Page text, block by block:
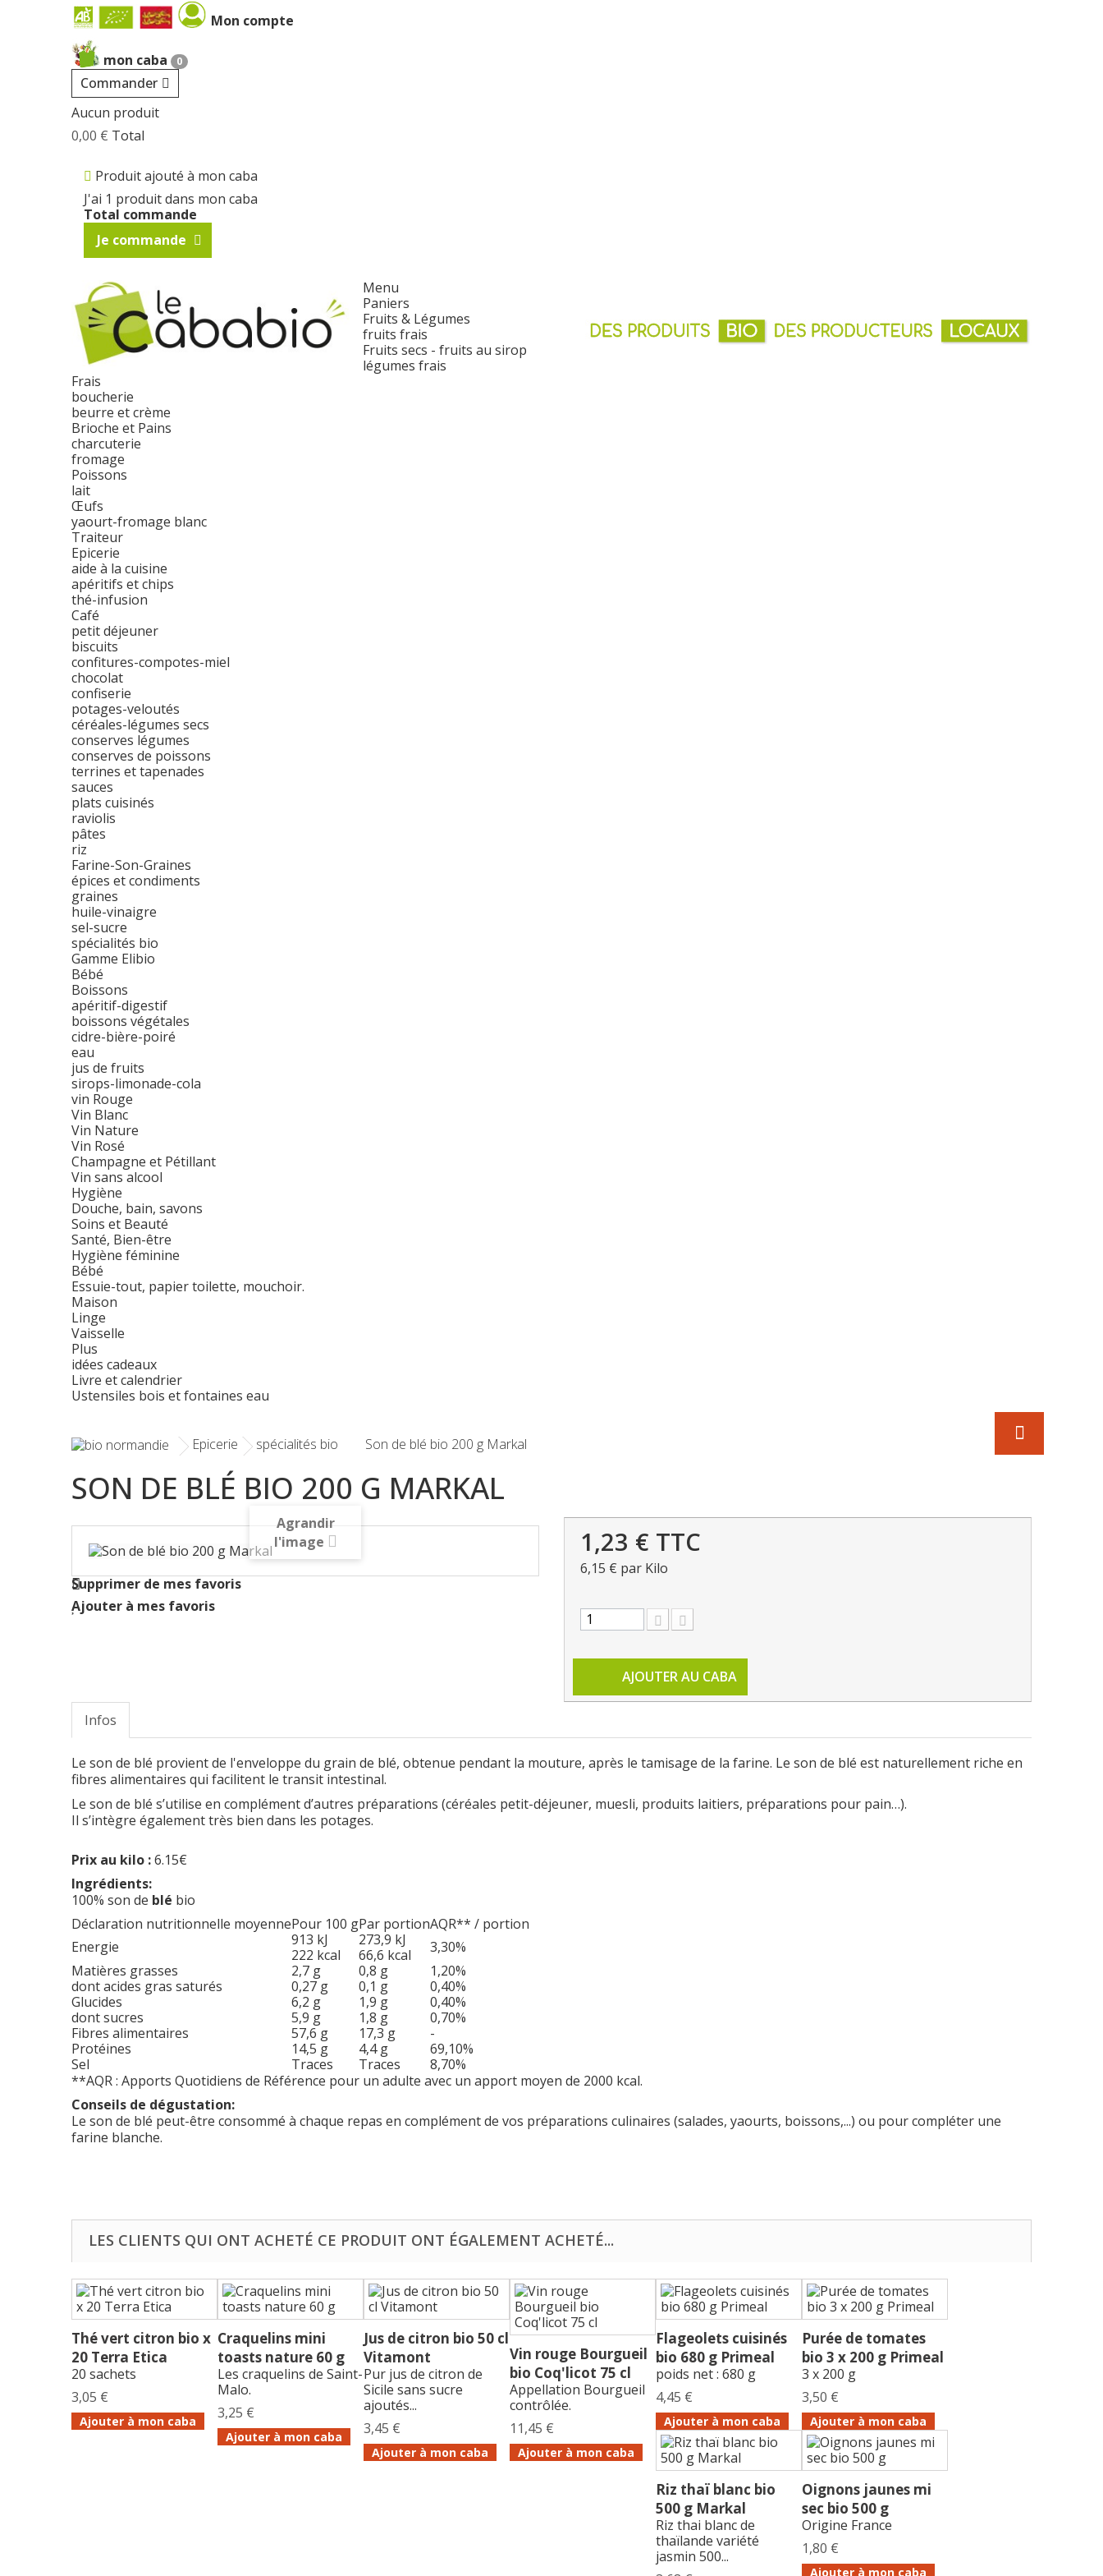
Mon compte
mon caba 0
Commander
Aucun produit
0,00 € Total
Produit ajouté à mon caba
J'ai 1 produit dans mon caba
Total commande
Je commande
Menu
Paniers
Fruits & Légumes
fruits frais
Fruits secs - fruits au sirop
légumes frais
Frais
boucherie
beurre et crème
Brioche et Pains
charcuterie
fromage
Poissons
lait
Œufs
yaourt-fromage blanc
Traiteur
Epicerie
aide à la cuisine
apéritifs et chips
thé-infusion
Café
petit déjeuner
biscuits
confitures-compotes-miel
chocolat
confiserie
potages-veloutés
céréales-légumes secs
conserves légumes
conserves de poissons
terrines et tapenades
sauces
plats cuisinés
raviolis
pâtes
riz
Farine-Son-Graines
épices et condiments
graines
huile-vinaigre
sel-sucre
spécialités bio
Gamme Elibio
Bébé
Boissons
apéritif-digestif
boissons végétales
cidre-bière-poiré
eau
jus de fruits
sirops-limonade-cola
vin Rouge
Vin Blanc
Vin Nature
Vin Rosé
Champagne et Pétillant
Vin sans alcool
Hygiène
Douche, bain, savons
Soins et Beauté
Santé, Bien-être
Hygiène féminine
Bébé
Essuie-tout, papier toilette, mouchoir.
Maison
Linge
Vaisselle
Plus
idées cadeaux
Livre et calendrier
Ustensiles bois et fontaines eau
Epicerie spécialités bio Son de blé bio 200 g Markal
SON DE BLÉ BIO 200 G MARKAL
Agrandir
l'image
Supprimer de mes favoris
Ajouter à mes favoris
1,23 € TTC
6,15 € par Kilo
AJOUTER AU CABA
Infos
Le son de blé provient de l'enveloppe du grain de blé, obtenue pendant la mouture, après le tamisage de la farine. Le son de blé est naturellement riche en
fibres alimentaires qui facilitent le transit intestinal.
Le son de blé s’utilise en complément d’autres préparations (céréales petit-déjeuner, muesli, produits laitiers, préparations pour pain…).
Il s’intègre également très bien dans les potages.
Prix au kilo :6.15€
Ingrédients:
100% son de blé bio
Déclaration nutritionnelle moyennePour 100 gPar portionAQR** / portion
Energie
913 kJ
222 kcal
273,9 kJ
66,6 kcal
3,30%
Matières grasses
dont acides gras saturés
2,7 g
0,27 g
0,8 g
0,1 g
1,20%
0,40%
Glucides
dont sucres
6,2 g
5,9 g
1,9 g
1,8 g
0,40%
0,70%
Fibres alimentaires
57,6 g 17,3 g
-
Protéines
14,5 g 4,4 g
69,10%
Sel
Traces Traces
8,70%
**AQR : Apports Quotidiens de Référence pour un adulte avec un apport moyen de 2000 kcal.
Conseils de dégustation:
Le son de blé peut-être consommé à chaque repas en complément de vos préparations culinaires (salades, yaourts, boissons,...) ou pour compléter une
farine blanche.
LES CLIENTS QUI ONT ACHETÉ CE PRODUIT ONT ÉGALEMENT ACHETÉ...
Thé vert citron bio x
20 Terra Etica
20 sachets
3,05 €
Ajouter à mon caba
Craquelins mini
toasts nature 60 g
Les craquelins de Saint-
Malo.
3,25 €
Ajouter à mon caba
Jus de citron bio 50 cl
Vitamont
Pur jus de citron de
Sicile sans sucre
ajoutés...
3,45 €
Ajouter à mon caba
Vin rouge Bourgueil
bio Coq'licot 75 cl
Appellation Bourgueil
contrôlée.
11,45 €
Ajouter à mon caba
Flageolets cuisinés
bio 680 g Primeal
poids net : 680 g
4,45 €
Ajouter à mon caba
Purée de tomates
bio 3 x 200 g Primeal
3 x 200 g
3,50 €
Ajouter à mon caba
Riz thaï blanc bio
500 g Markal
Riz thai blanc de
thaïlande variété
jasmin 500...
Oignons jaunes mi
sec bio 500 g
Origine France
1,80 €
Ajouter à mon caba
Cookies management panel